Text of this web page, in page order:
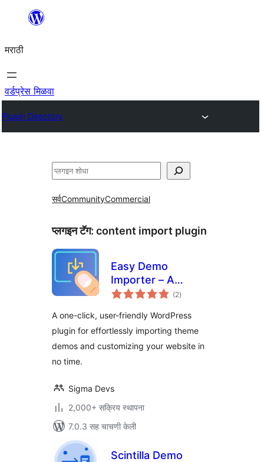
सामुग्रीवर
मराठी
वर्डप्रेस मिळवा
Plugin Directory
शोधा
सर्वCommunityCommercial
प्लगइन टॅग: content import plugin
Easy Demo
Importer – A
Modern One-Click
Solution
(2एकूण
मूल्यांकन
)
A one-click, user-friendly WordPress
plugin for effortlessly importing theme
demos and customizing your website in
no time.
Sigma Devs
2,000+ सक्रिय स्थापना
7.0.3 सह चाचणी केली
Scintilla Demo